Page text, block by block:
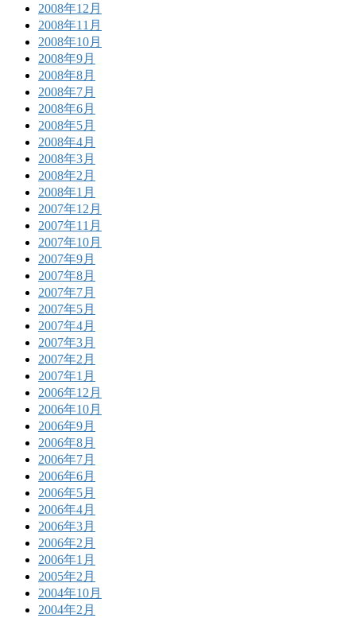
2008年12月
2008年11月
2008年10月
2008年9月
2008年8月
2008年7月
2008年6月
2008年5月
2008年4月
2008年3月
2008年2月
2008年1月
2007年12月
2007年11月
2007年10月
2007年9月
2007年8月
2007年7月
2007年5月
2007年4月
2007年3月
2007年2月
2007年1月
2006年12月
2006年10月
2006年9月
2006年8月
2006年7月
2006年6月
2006年5月
2006年4月
2006年3月
2006年2月
2006年1月
2005年2月
2004年10月
2004年2月